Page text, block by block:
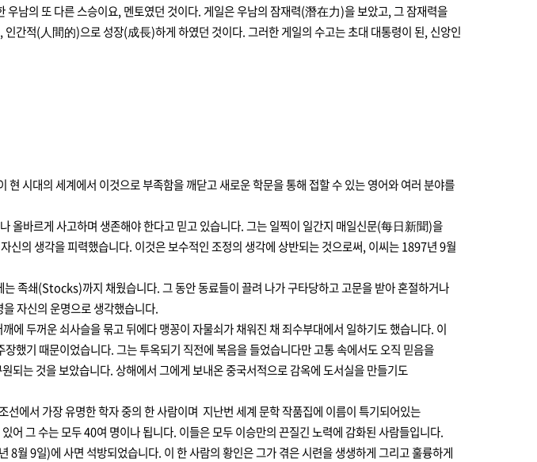
남의 또 다른 스승이요, 멘토였던 것이다. 게일은 우남의 잠재력(潛在力)을 보았고, 그 잠재력을
간적(人間的)으로 성장(成長)하게 하였던 것이다. 그러한 게일의 수고는 초대 대통령이 된, 신앙인
시대의 세계에서 이것으로 부족함을 깨닫고 새로운 학문을 통해 접할 수 있는 영어와 여러 분야를
올바르게 사고하며 생존해야 한다고 믿고 있습니다. 그는 일찍이 일간지 매일신문(每日新聞)을
의 생각을 피력했습니다. 이것은 보수적인 조정의 생각에 상반되는 것으로써, 이씨는 1897년 9월
족쇄(Stocks)까지 채웠습니다. 그 동안 동료들이 끌려 나가 구타당하고 고문을 받아 혼절하거나
자신의 운명으로 생각했습니다.
두꺼운 쇠사슬을 묶고 뒤에다 맹꽁이 자물쇠가 채워진 채 죄수부대에서 일하기도 했습니다. 이
했기 때문이었습니다. 그는 투옥되기 직전에 복음을 들었습니다만 고통 속에서도 오직 믿음을
되는 것을 보았습니다. 상해에서 그에게 보내온 중국서적으로 감옥에 도서실을 만들기도
에서 가장 유명한 학자 중의 한 사람이며 지난번 세계 문학 작품집에 이름이 특기되어있는
그 수는 모두 40여 명이나 됩니다. 이들은 모두 이승만의 끈질긴 노력에 감화된 사람들입니다.
9일)에 사면 석방되었습니다. 이 한 사람의 황인은 그가 겪은 시련을 생생하게 그리고 훌륭하게